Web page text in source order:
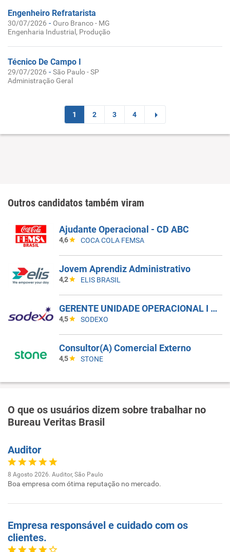
Engenheiro Refratarista
30/07/2026 - Ouro Branco - MG
Engenharia Industrial, Produção
Técnico De Campo I
29/07/2026 -São Paulo - SP
Administração Geral
1 2 3 4
Outros candidatos também viram
Ajudante Operacional - CD ABC
4,6 COCA COLA FEMSA
Jovem Aprendiz Administrativo
4,2 ELIS BRASIL
GERENTE UNIDADE OPERACIONAL I - UAN
4,5 SODEXO
Consultor(A) Comercial Externo
4,5 STONE
O que os usuários dizem sobre trabalhar no
Bureau Veritas Brasil
Auditor
8 Agosto 2026. Auditor, São Paulo
Boa empresa com ótima reputação no mercado.
Empresa responsável e cuidado com os
clientes.